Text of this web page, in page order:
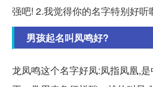
强吧! 2.我觉得你的名字特别好听
男孩起名叫凤鸣好?
龙凤鸣这个名字好凤:凤指凤凰,